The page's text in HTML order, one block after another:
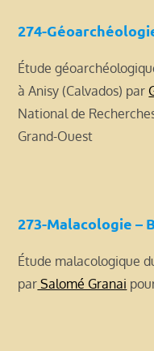
274-
Étude
à Anisy (Calvados) par
National de
Grand-Ouest
273-Malacologie –
Étude malacologique
par Salomé Granai